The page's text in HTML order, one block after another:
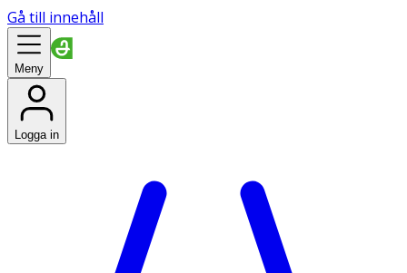
Gå till innehåll
Meny
Logga in